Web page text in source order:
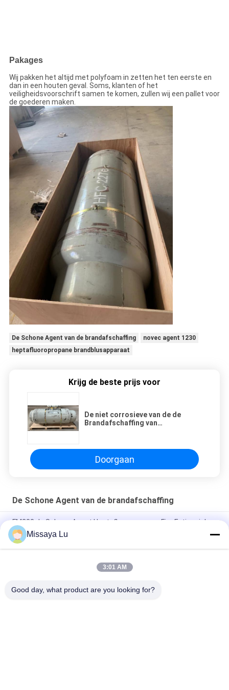
Pakages
Wij pakken het altijd met polyfoam in zetten het ten eerste en
dan in een houten geval. Soms, klanten of het
veiligheidsvoorschrift samen te komen, zullen wij een pallet voor
de goederen maken.
De Schone Agent van de brandafschaffing
novec agent 1230
heptafluoropropane brandblusapparaat
Krijg de beste prijs voor
De niet corrosieve van de de
Brandafschaffing van
Doorgaan
De Schone Agent van de brandafschaffing
FM200 de Schone Agent Heptafluoropropane Fire Extinguisher
van de brandafschaffing voor Bibliotheek
Milieuvriendelijk brandbestrijdingsmiddel FM200 zonder
Missaya Lu
3:01 AM
Good day, what product are you looking for?